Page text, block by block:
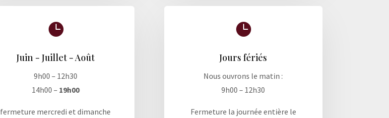

Juin - Juillet - Août
9h00 – 12h30
14h00 – 19h00
fermeture mercredi et dimanche

Jours fériés
Nous ouvrons le matin :
9h00 – 12h30
Fermeture la journée entière le